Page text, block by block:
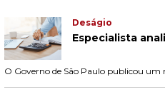
Deságio
Especialista
O Governo de São Paulo publicou um